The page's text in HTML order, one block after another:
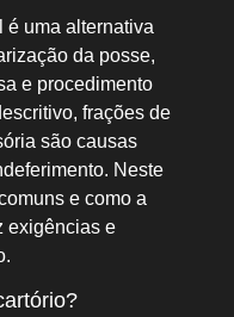
é uma alternativa
da posse,
e procedimento
frações de
são causas
Neste
e como a
exigências e